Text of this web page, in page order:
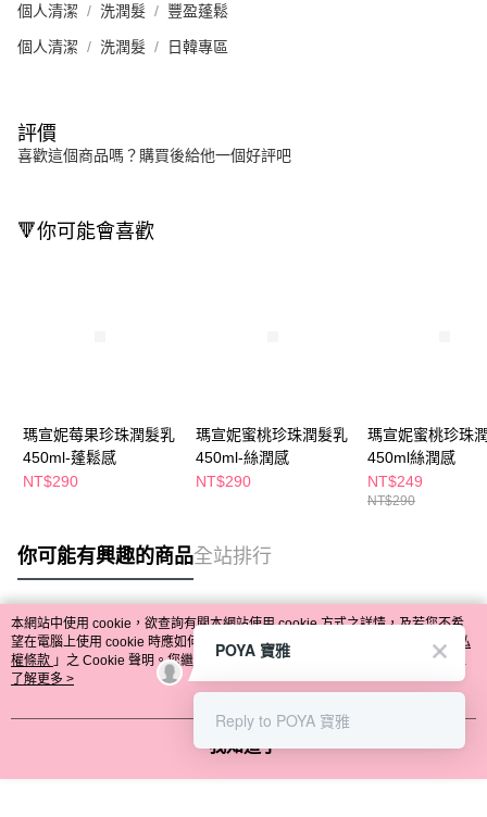
個人清潔 洗潤髮 豐盈蓬鬆
個人清潔 洗潤髮 日韓專區
評價
喜歡這個商品嗎？購買後給他一個好評吧
🔻你可能會喜歡
瑪宣妮莓果珍珠潤髮乳
450ml-蓬鬆感
NT$290
瑪宣妮蜜桃珍珠潤髮乳
450ml-絲潤感
NT$290
瑪宣妮蜜桃珍珠
450ml絲潤感
NT$249
NT$290
你可能有興趣的商品全站排行
熱門標籤
本網站中使用 cookie，欲查詢有關本網站使用 cookie 方式之詳情，及若您不希
望在電腦上使用 cookie 時應如何變更電腦的 cookie 設定，請參閱本網站「 隱私
權條款 」之 Cookie 聲明。您繼續使用本網站即表示您同意本公司得按本網站使
用條款之 Cookie 聲明使用 cookie。
了解更多 >
我知道了
POYA 寶雅
Reply to POYA 寶雅